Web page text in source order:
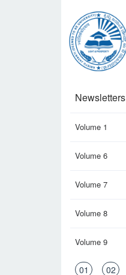
Newsletters
Volume 1
Volume 6
Volume 7
Volume 8
Volume 9
01 02